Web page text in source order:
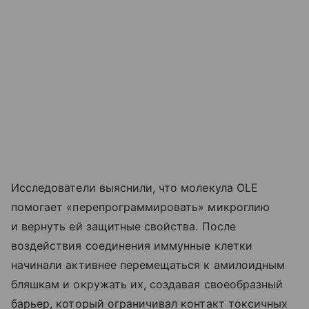
Исследователи выяснили, что молекула OLE
помогает «перепрограммировать» микроглию
и вернуть ей защитные свойства. После
воздействия соединения иммунные клетки
начинали активнее перемещаться к амилоидным
бляшкам и окружать их, создавая своеобразный
барьер, который ограничивал контакт токсичных